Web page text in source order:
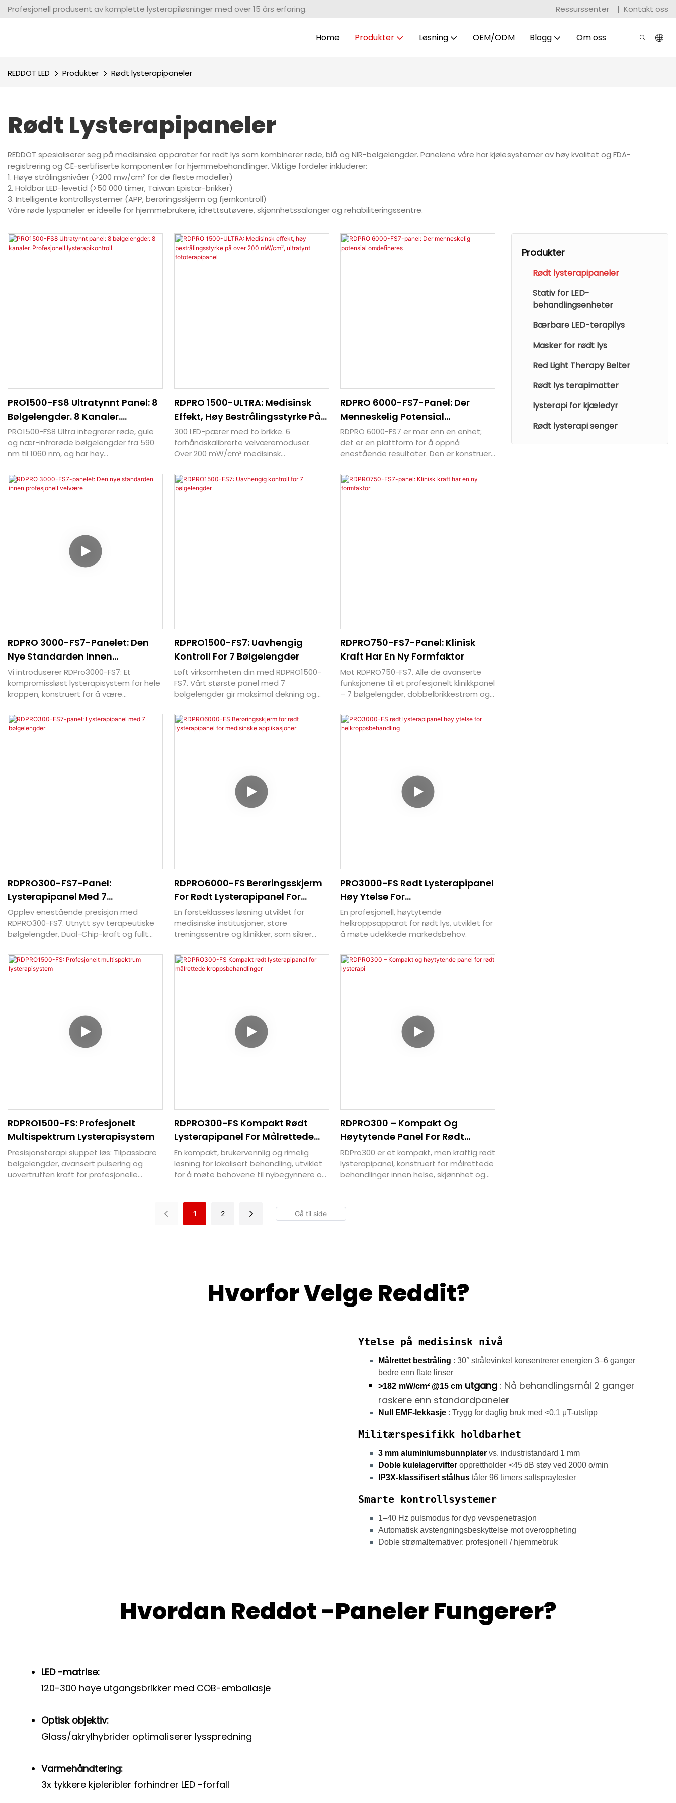
Profesjonell produsent av komplette lysterapiløsninger med over 15 års erfaring. Ressurssenter | Kontakt oss
Home Produkter Løsning OEM/ODM Blogg Om oss
REDDOT LED Produkter Rødt lysterapipaneler
Rødt Lysterapipaneler
REDDOT spesialiserer seg på medisinske apparater for rødt lys som kombinerer røde, blå og NIR-bølgelengder. Panelene våre har kjølesystemer av høy kvalitet og FDA-
registrering og CE-sertifiserte komponenter for hjemmebehandlinger. Viktige fordeler inkluderer:
1. Høye strålingsnivåer (>200 mw/cm² for de fleste modeller)
2. Holdbar LED-levetid (>50 000 timer, Taiwan Epistar-brikker)
3. Intelligente kontrollsystemer (APP, berøringsskjerm og fjernkontroll)
Våre røde lyspaneler er ideelle for hjemmebrukere, idrettsutøvere, skjønnhetssalonger og rehabiliteringssentre.
PRO1500-FS8 Ultratynnt Panel: 8
Bølgelengder. 8 Kanaler.
Profesjonell Lysterapikontroll
PRO1500-FS8 Ultra integrerer røde, gule
og nær-infrarøde bølgelengder fra 590
nm til 1060 nm, og har høy
smarte moduser og presis kontroll. Den
er designet for klinikker, studioer og
RDPRO 1500-ULTRA: Medisinsk
Effekt, Høy Bestrålingsstyrke På
Over 200 MW/cm², Ultratynt
Fototerapipanel
300 LED-pærer med to brikke. 6
forhåndskalibrerte velværemoduser.
Over 200 mW/cm² medisinsk
tykt hus, klart for global sertifisering og
private label-branding.
RDPRO 6000-FS7-Panel: Der
Menneskelig Potensial
Omdefineres
RDPRO 6000-FS7 er mer enn en enhet;
det er en plattform for å oppnå
enestående resultater. Den er konstruert
forskningsmiljøer, og representerer det
absolutte høydepunktet innen
RDPRO 3000-FS7-Panelet: Den
Nye Standarden Innen
Profesjonell Velvære
Vi introduserer RDPro3000-FS7: Et
kompromissløst lysterapisystem for hele
kroppen, konstruert for å være
uovertrufne resultater, tiltrekk deg en
førsteklasses kundekrets og definer
RDPRO1500-FS7: Uavhengig
Kontroll For 7 Bølgelengder
Løft virksomheten din med RDPRO1500-
FS7. Vårt største panel med 7
bølgelengder gir maksimal dekning og
(kan oppgraderes) og optimalisert for
profesjonelle miljøer.
RDPRO750-FS7-Panel: Klinisk
Kraft Har En Ny Formfaktor
Møt RDPRO750-FS7. Alle de avanserte
funksjonene til et profesjonelt klinikkpanel
– 7 bølgelengder, dobbelbrikkestrøm og
størrelse som er perfekt for hjemmet
eller klinikken din.
RDPRO300-FS7-Panel:
Lysterapipanel Med 7
Bølgelengder
Opplev enestående presisjon med
RDPRO300-FS7. Utnytt syv terapeutiske
bølgelengder, Dual-Chip-kraft og fullt
intensitetsinnstillinger – alt fra
smarttelefonen din.
RDPRO6000-FS Berøringsskjerm
For Rødt Lysterapipanel For
Medisinske Applikasjoner
En førsteklasses løsning utviklet for
medisinske institusjoner, store
treningssentre og klinikker, som sikrer
behandlinger for hele kroppen.
PRO3000-FS Rødt Lysterapipanel
Høy Ytelse For
Helkroppsbehandling
En profesjonell, høytytende
helkroppsapparat for rødt lys, utviklet for
å møte udekkede markedsbehov.
RDPRO1500-FS: Profesjonelt
Multispektrum Lysterapisystem
Presisjonsterapi sluppet løs: Tilpassbare
bølgelengder, avansert pulsering og
uovertruffen kraft for profesjonelle
RDPRO300-FS Kompakt Rødt
Lysterapipanel For Målrettede
Kroppsbehandlinger
En kompakt, brukervennlig og rimelig
løsning for lokalisert behandling, utviklet
for å møte behovene til nybegynnere og
RDPRO300 – Kompakt Og
Høytytende Panel For Rødt
Lysterapi
RDPro300 er et kompakt, men kraftig rødt
lysterapipanel, konstruert for målrettede
behandlinger innen helse, skjønnhet og
den profesjonell behandling i komforten
av ditt hjem eller på klinikk.
1 2
Produkter
Rødt lysterapipaneler
Stativ for LED-
behandlingsenheter
Bærbare LED-terapilys
Masker for rødt lys
Red Light Therapy Belter
Rødt lys terapimatter
lysterapi for kjæledyr
Rødt lysterapi senger
Hvorfor Velge Reddit?
Ytelse på medisinsk nivå
Målrettet bestråling : 30° strålevinkel konsentrerer energien 3–6 ganger
bedre enn flate linser
>182 mW/cm² @15 cm utgang : Nå behandlingsmål 2 ganger
raskere enn standardpaneler
Null EMF-lekkasje : Trygg for daglig bruk med <0,1 μT-utslipp
Militærspesifikk holdbarhet
3 mm aluminiumsbunnplater vs. industristandard 1 mm
Doble kulelagervifter opprettholder <45 dB støy ved 2000 o/min
IP3X-klassifisert stålhus tåler 96 timers saltspraytester
Smarte kontrollsystemer
1–40 Hz pulsmodus for dyp vevspenetrasjon
Automatisk avstengningsbeskyttelse mot overoppheting
Doble strømalternativer: profesjonell / hjemmebruk
Hvordan Reddot -paneler Fungerer?
LED -matrise:
120-300 høye utgangsbrikker med COB-emballasje
Optisk objektiv:
Glass/akrylhybrider optimaliserer lysspredning
Varmehåndtering:
3x tykkere kjøleribler forhindrer LED -forfall